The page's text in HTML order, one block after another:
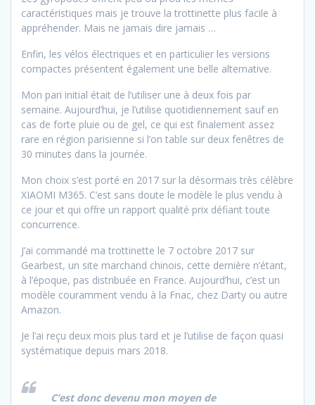
caractéristiques mais je trouve la trottinette plus facile à
appréhender. Mais ne jamais dire jamais …
Enfin, les vélos électriques et en particulier les versions
compactes présentent également une belle alternative.
Mon pari initial était de l’utiliser une à deux fois par
semaine. Aujourd’hui, je l’utilise quotidiennement sauf en
cas de forte pluie ou de gel, ce qui est finalement assez
rare en région parisienne si l’on table sur deux fenêtres de
30 minutes dans la journée.
Mon choix s’est porté en 2017 sur la désormais très célèbre
XIAOMI M365. C’est sans doute le modèle le plus vendu à
ce jour et qui offre un rapport qualité prix défiant toute
concurrence.
J’ai commandé ma trottinette le 7 octobre 2017 sur
Gearbest, un site marchand chinois, cette dernière n’étant,
à l’époque, pas distribuée en France. Aujourd’hui, c’est un
modèle couramment vendu à la Fnac, chez Darty ou autre
Amazon.
Je l’ai reçu deux mois plus tard et je l’utilise de façon quasi
systématique depuis mars 2018.
C’est donc devenu mon moyen de